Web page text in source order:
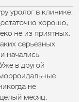
уролог в клинике.
хорошо,
не из приятных.
серьезных
начались
в другой
не
месяц.